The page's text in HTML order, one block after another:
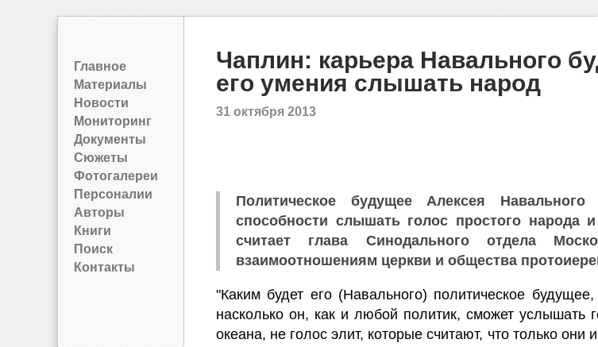
Главное
Материалы
Новости
Мониторинг
Документы
Сюжеты
Фотогалереи
Персоналии
Авторы
Книги
Поиск
Контакты
Чаплин: карьера Навального
его умения слышать народ
31 октября 2013
Политическое будущее Алексея
способности слышать голос простого народа
считает глава Синодального отдела
взаимоотношениям церкви и общества
"Каким будет его (Навального) политическое
насколько он, как и любой политик, сможет услышать
океана, не голос элит, которые считают, что только